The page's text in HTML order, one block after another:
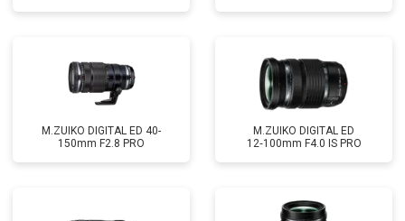
M.ZUIKO DIGITAL ED 40-
150mm F2.8 PRO
M.ZUIKO DIGITAL ED
12‑100mm F4.0 IS PRO